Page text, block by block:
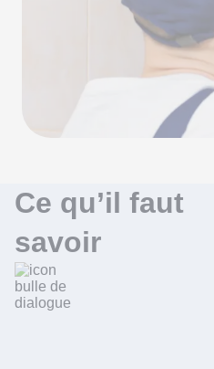
Ce qu’il faut
savoir